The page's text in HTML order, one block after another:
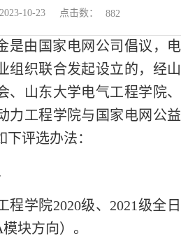
10-23 点击数： 882
是由国家电网公司倡议，电
组织联合发起设立的，经山
、山东大学电气工程学院、
力工程学院与国家电网公益
评选办法：
程学院2020级、 2021级全日
模块方向）。